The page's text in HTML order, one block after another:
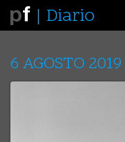
Diario
6 AGOSTO 2019